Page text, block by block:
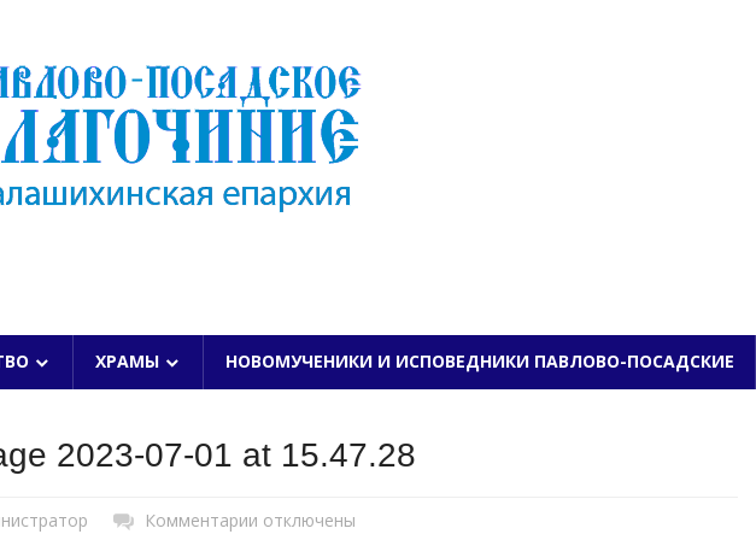
ПАВЛОВО-
ХРАМЫ НОВОМУЧЕНИКИ И ИСПОВЕДНИКИ ПАВЛОВО-ПОСАДСКИЕ
2023-07-01 at 15.47.28
Комментарии котключены